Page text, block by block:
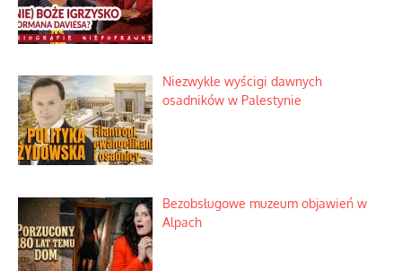
Niezwykłe wyścigi dawnych
osadników w Palestynie
Bezobsługowe muzeum objawień w
Alpach